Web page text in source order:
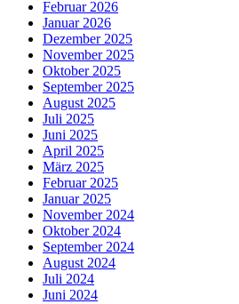
Februar 2026
Januar 2026
Dezember 2025
November 2025
Oktober 2025
September 2025
August 2025
Juli 2025
Juni 2025
April 2025
März 2025
Februar 2025
Januar 2025
November 2024
Oktober 2024
September 2024
August 2024
Juli 2024
Juni 2024